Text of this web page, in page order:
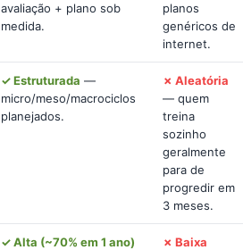
avaliação + plano sob
medida.
planos
genéricos de
internet.
✓ Estruturada —
micro/meso/macrociclos
planejados.
✗ Aleatória
— quem
treina
sozinho
geralmente
para de
progredir em
3 meses.
✓ Alta (~70% em 1 ano)
✗ Baixa